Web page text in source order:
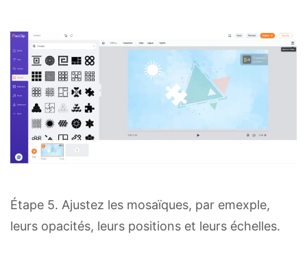
Étape 5. Ajustez les mosaïques, par emexple,
leurs opacités, leurs positions et leurs échelles.